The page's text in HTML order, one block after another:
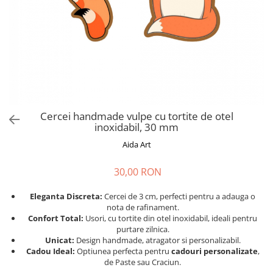
Decoratiuni Paste
Agende Personalizate
Print personalizat
Felicitari personalizate
Semne de Carte
Articole pentru copii
Stickere
Cadouri absolvire
Cercei handmade vulpe cu tortite de otel
inoxidabil, 30 mm
Aida Art
30,00 RON
Eleganta Discreta: Cercei de 3 cm, perfecti pentru a adauga o
nota de rafinament.
Confort Total: Usori, cu tortite din otel inoxidabil, ideali pentru
purtare zilnica.
Unicat: Design handmade, atragator si personalizabil.
Cadou Ideal: Optiunea perfecta pentru cadouri personalizate,
de Paste sau Craciun.